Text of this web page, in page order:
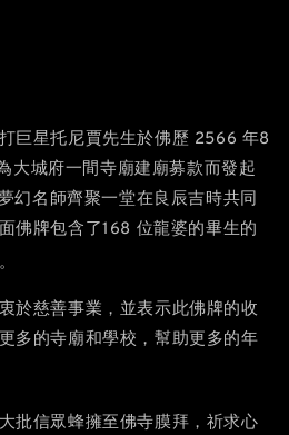
巨星托尼賈先生於佛歷 2566 年8
大城府一間寺廟建廟募款而發起
幻名師齊聚一堂在良辰吉時共同
佛牌包含了168 位龍婆的畢生的
。
於慈善事業，並表示此佛牌的收
多的寺廟和學校，幫助更多的年
大批信眾蜂擁至佛寺膜拜，祈求心